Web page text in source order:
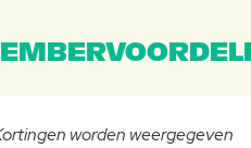
worden weergegeven